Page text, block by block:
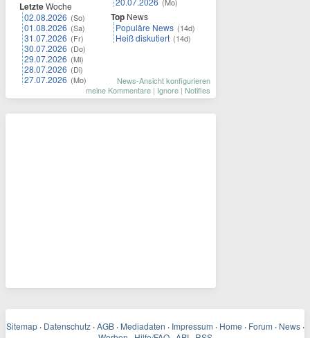
LetzteWoche
02.08.2026 (So)
01.08.2026 (Sa)
31.07.2026 (Fr)
30.07.2026 (Do)
29.07.2026 (Mi)
28.07.2026 (Di)
27.07.2026 (Mo)
Top News
Populäre News (14d)
Heiß diskutiert (14d)
News-Ansicht konfigurieren
meine Kommentare | Ignore | Notifies
Sitemap · Datenschutz · AGB · Mediadaten · Impressum · Home · Forum · News ·